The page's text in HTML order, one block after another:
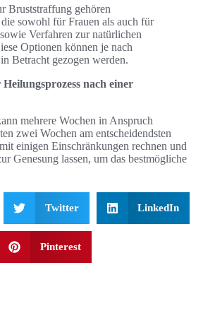
Bruststraffung gehören
sowohl für Frauen als auch für
Verfahren zur natürlichen
Optionen können je nach
Betracht gezogen werden.
nach einer
mehrere Wochen in Anspruch
zwei Wochen am entscheidendsten
einigen Einschränkungen rechnen und
Genesung lassen, um das bestmögliche
Twitter LinkedIn
Pinterest